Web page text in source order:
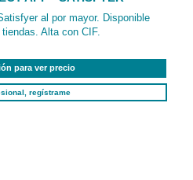
al por mayor. Disponible
Alta con CIF.
para ver precio
regístrame